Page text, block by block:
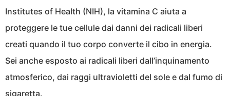
Institutes of Health (NIH), la vitamina C aiuta a
proteggere le tue cellule dai danni dei radicali liberi
creati quando il tuo corpo converte il cibo in energia.
Sei anche esposto ai radicali liberi dall’inquinamento
atmosferico, dai raggi ultravioletti del sole e dal fumo di
sigaretta.